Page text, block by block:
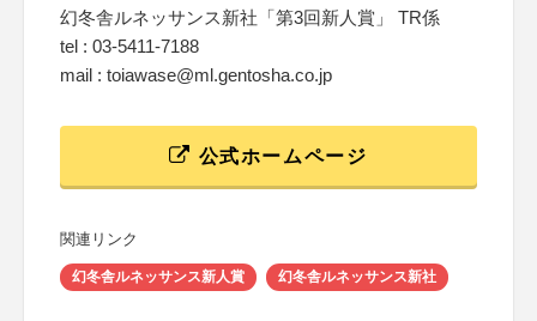
幻冬舎ルネッサンス新社「第3回新人賞」 TR係
tel : 03-5411-7188
mail : toiawase@ml.gentosha.co.jp
公式ホームページ
関連リンク
幻冬舎ルネッサンス新人賞 幻冬舎ルネッサンス新社